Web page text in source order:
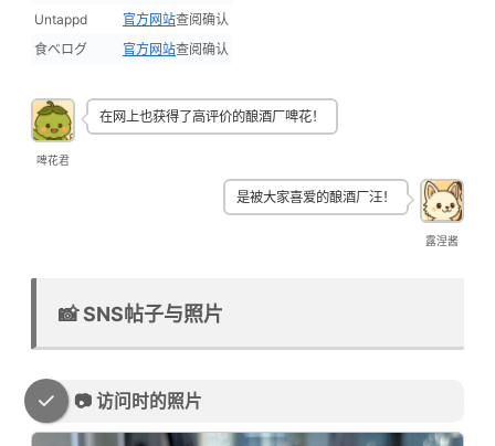
Untappd
官方网站查阅确认
食べログ
官方网站查阅确认
啤花君
在网上也获得了高评价的酿酒厂啤花！
露涅酱
是被大家喜爱的酿酒厂汪！
📸 SNS帖子与照片
📷 访问时的照片